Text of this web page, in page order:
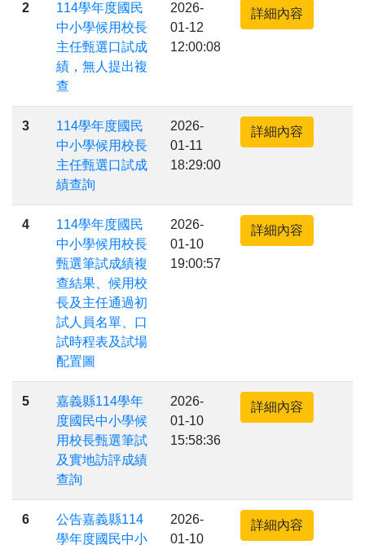
2
114學年度國民
中小學候用校長
主任甄選口試成
績，無人提出複
查
2026-
01-12
12:00:08
詳細內容
3
114學年度國民
中小學候用校長
主任甄選口試成
績查詢
2026-
01-11
18:29:00
詳細內容
4
114學年度國民
中小學候用校長
甄選筆試成績複
查結果、候用校
長及主任通過初
試人員名單、口
試時程表及試場
配置圖
2026-
01-10
19:00:57
詳細內容
5
嘉義縣114學年
度國民中小學候
用校長甄選筆試
及實地訪評成績
查詢
2026-
01-10
15:58:36
詳細內容
6
公告嘉義縣114
學年度國民中小
2026-
01-10
詳細內容